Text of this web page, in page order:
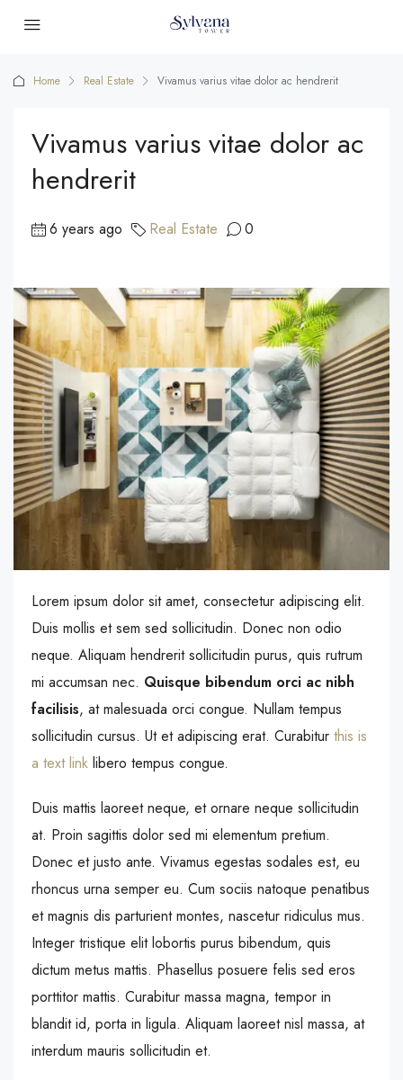
Home Real Estate Vivamus varius vitae dolor ac hendrerit
Vivamus varius vitae dolor ac
hendrerit
6 years ago Real Estate 0
Lorem ipsum dolor sit amet, consectetur adipiscing elit.
Duis mollis et sem sed sollicitudin. Donec non odio
neque. Aliquam hendrerit sollicitudin purus, quis rutrum
mi accumsan nec. Quisque bibendum orci ac nibh
facilisis, at malesuada orci congue. Nullam tempus
sollicitudin cursus. Ut et adipiscing erat. Curabitur this is
a text link libero tempus congue.
Duis mattis laoreet neque, et ornare neque sollicitudin
at. Proin sagittis dolor sed mi elementum pretium.
Donec et justo ante. Vivamus egestas sodales est, eu
rhoncus urna semper eu. Cum sociis natoque penatibus
et magnis dis parturient montes, nascetur ridiculus mus.
Integer tristique elit lobortis purus bibendum, quis
dictum metus mattis. Phasellus posuere felis sed eros
porttitor mattis. Curabitur massa magna, tempor in
blandit id, porta in ligula. Aliquam laoreet nisl massa, at
interdum mauris sollicitudin et.